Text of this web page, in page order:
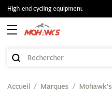
High-end cycling equipment
Accueil Marques Mohawk's